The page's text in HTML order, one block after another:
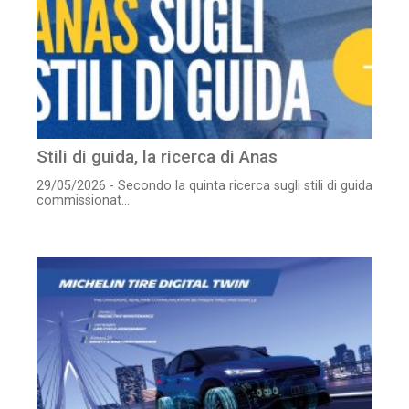
Stili di guida, la ricerca di Anas
29/05/2026 - Secondo la quinta ricerca sugli stili di guida
commissionat...